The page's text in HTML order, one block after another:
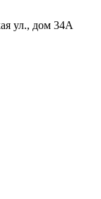
ул., дом 34А